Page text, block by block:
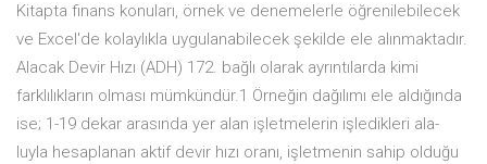
Kitapta finans konuları, örnek ve denemelerle öğrenilebilecek
ve Excel'de kolaylıkla uygulanabilecek şekilde ele alınmaktadır.
Alacak Devir Hızı (ADH) 172. bağlı olarak ayrıntılarda kimi
farklılıkların olması mümkündür.1 Örneğin dağılımı ele aldığında
ise; 1-19 dekar arasında yer alan işletmelerin işledikleri ala-
luyla hesaplanan aktif devir hızı oranı, işletmenin sahip olduğu